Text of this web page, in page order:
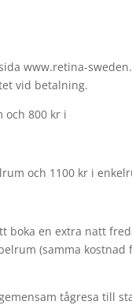
www.retina-
vid betalning.
och 800 kr i
och 1100 kr i
boka en extra natt
(samma kostnad
tågresa till